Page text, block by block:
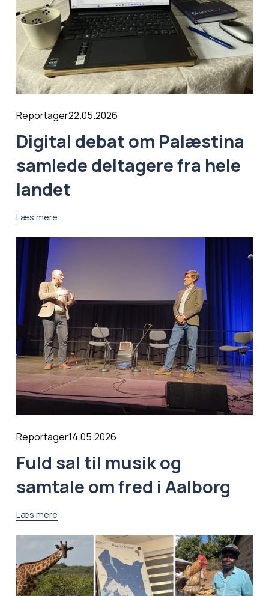
Reportager22.05.2026
Digital debat om Palæstina
samlede deltagere fra hele
landet
Læs mere
Reportager14.05.2026
Fuld sal til musik og
samtale om fred i Aalborg
Læs mere